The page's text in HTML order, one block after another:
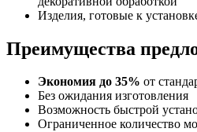
Изделия, готовые к
Преимущества
Экономия до 35% от
Без ожидания изготовления
Возможность быстрой
Ограниченное количество